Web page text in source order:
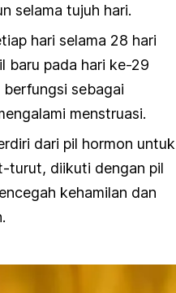
selama tujuh hari.
hari selama 28 hari
baru pada hari ke-29
berfungsi sebagai
menstruasi.
dari pil hormon untuk
turut, diikuti dengan pil
kehamilan dan